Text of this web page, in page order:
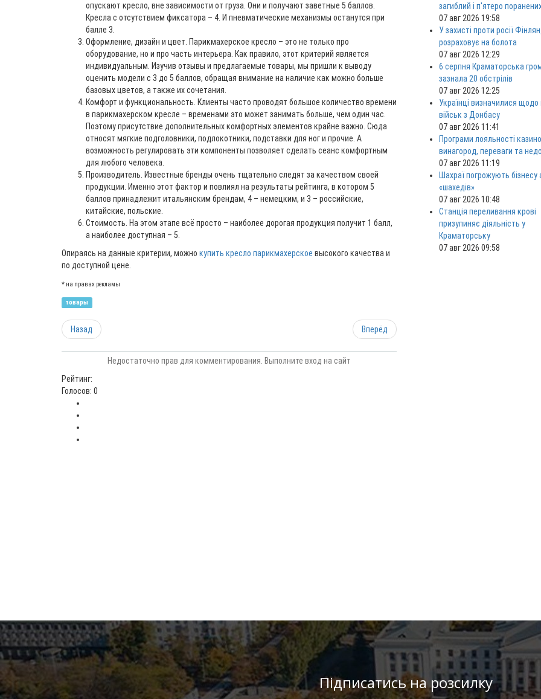
опускают кресло, вне зависимости от груза. Они и получают заветные 5 баллов.
Кресла с отсутствием фиксатора – 4. И пневматические механизмы останутся при
балле 3.
Оформление, дизайн и цвет. Парикмахерское кресло – это не только про
оборудование, но и про часть интерьера. Как правило, этот критерий является
индивидуальным. Изучив отзывы и предлагаемые товары, мы пришли к выводу
оценить модели с 3 до 5 баллов, обращая внимание на наличие как можно больше
базовых цветов, а также их сочетания.
Комфорт и функциональность. Клиенты часто проводят большое количество времени
в парикмахерском кресле – временами это может занимать больше, чем один час.
Поэтому присутствие дополнительных комфортных элементов крайне важно. Сюда
относят мягкие подголовники, подлокотники, подставки для ног и прочие. А
возможность регулировать эти компоненты позволяет сделать сеанс комфортным
для любого человека.
Производитель. Известные бренды очень тщательно следят за качеством своей
продукции. Именно этот фактор и повлиял на результаты рейтинга, в котором 5
баллов принадлежит итальянским брендам, 4 – немецким, и 3 – российские,
китайские, польские.
Стоимость. На этом этапе всё просто – наиболее дорогая продукция получит 1 балл,
а наиболее доступная – 5.
Опираясь на данные критерии, можно купить кресло парикмахерское высокого качества и
по доступной цене.
* на правах рекламы
товары
Назад Вперёд
Недостаточно прав для комментирования. Выполните вход на сайт
Рейтинг:
Голосов: 0
загиблий і п'ятеро
07 авг 2026 19:58
У захисті проти росії
розраховує на болота
07 авг 2026 12:29
6 серпня Краматорська
зазнала 20 обстрілів
07 авг 2026 12:25
Українці визначилися щодо
військ з Донбасу
07 авг 2026 11:41
Програми лояльності
винагород, переваги та
07 авг 2026 11:19
Шахраї погрожують бізнесу
«шахедів»
07 авг 2026 10:48
Станція переливання крові
призупиняє діяльність у
Краматорську
07 авг 2026 09:58
Підписатись на розсилку